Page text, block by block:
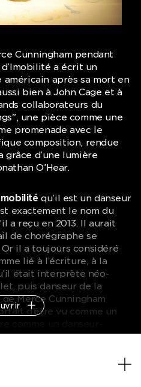
Cunningham pendant
a écrit un
américain après sa mort en
bien à John Cage et à
collaborateurs du
une pièce comme une
promenade avec le
composition, rendue
d’une lumière
O’Hear.
qu’il est un danseur
exactement le nom du
a reçu en 2013. Il aurait
de chorégraphe se
il a toujours considéré
lié à l’écriture, à la
était interprète néo-
puis danseur de la
Merce Cunningham
d’être vu comme un
qui n’a encore
le plateau : de l’homme
à l’objet, rien